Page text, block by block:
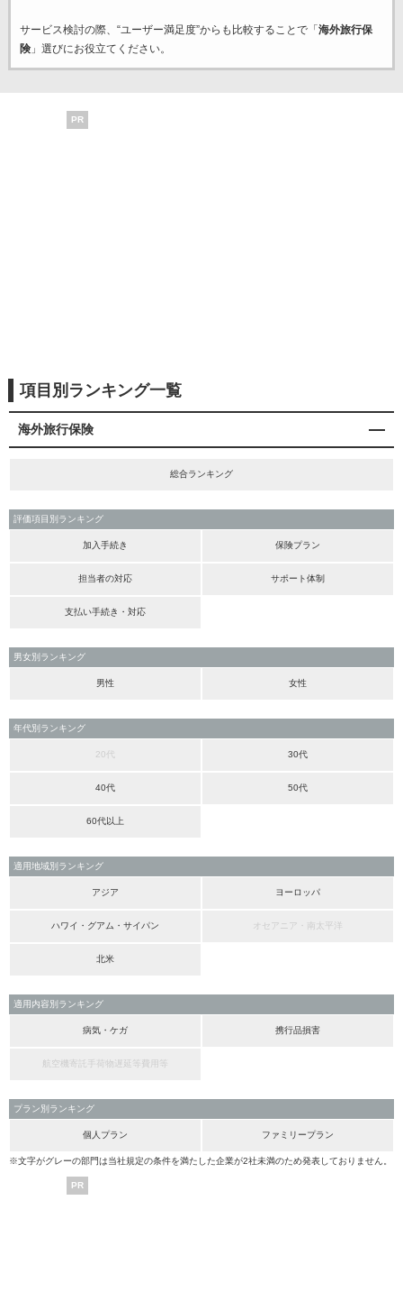
サービス検討の際、“ユーザー満足度”からも比較することで「 海外旅行保
険」選びにお役立てください。
PR
項目別ランキング一覧
海外旅行保険
総合ランキング
評価項目別ランキング
加入手続き 保険プラン
担当者の対応 サポート体制
支払い手続き・対応
男女別ランキング
男性 女性
年代別ランキング
20代 30代
40代 50代
60代以上
適用地域別ランキング
アジア ヨーロッパ
ハワイ・グアム・サイパン オセアニア・南太平洋
北米
適用内容別ランキング
病気・ケガ 携行品損害
航空機寄託手荷物遅延等費用等
プラン別ランキング
個人プラン ファミリープラン
※文字がグレーの部門は当社規定の条件を満たした企業が2社未満のため発表しておりません。
PR